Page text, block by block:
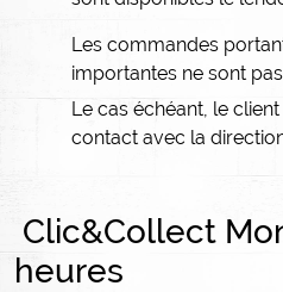
Les commandes
importantes ne sont
Le cas échéant, le
contact avec la
Clic&Collect
heures